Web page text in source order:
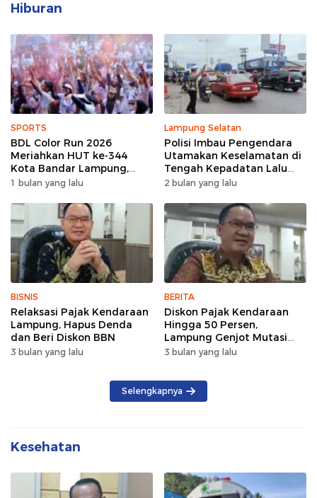
Hiburan
SPORTS
BDL Color Run 2026
Meriahkan HUT ke-344
Kota Bandar Lampung,
Wujud Semangat Sehat
1 bulan yang lalu
Lampung Selatan
Polisi Imbau Pengendara
Utamakan Keselamatan di
Tengah Kepadatan Lalu
Lintas Pagi Hari
2 bulan yang lalu
BISNIS
Relaksasi Pajak Kendaraan
Lampung, Hapus Denda
dan Beri Diskon BBN
3 bulan yang lalu
BERITA
Diskon Pajak Kendaraan
Hingga 50 Persen,
Lampung Genjot Mutasi
Kendaraan Luar Daerah
3 bulan yang lalu
Selengkapnya
Kesehatan